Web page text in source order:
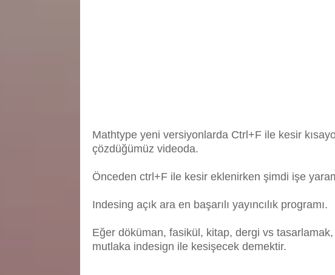
Mathtype yeni versiyonlarda Ctrl+F ile kesir
çözdüğümüz videoda.
Önceden ctrl+F ile kesir eklenirken şimdi işe
Indesing açık ara en başarılı yayıncılık programı.
Eğer döküman, fasikül, kitap, dergi vs
mutlaka indesign ile kesişecek demektir.